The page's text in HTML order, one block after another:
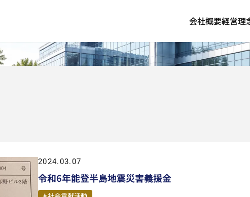
会社概要経営理
2024.03.07
令和6年能登半島地震災害義援金